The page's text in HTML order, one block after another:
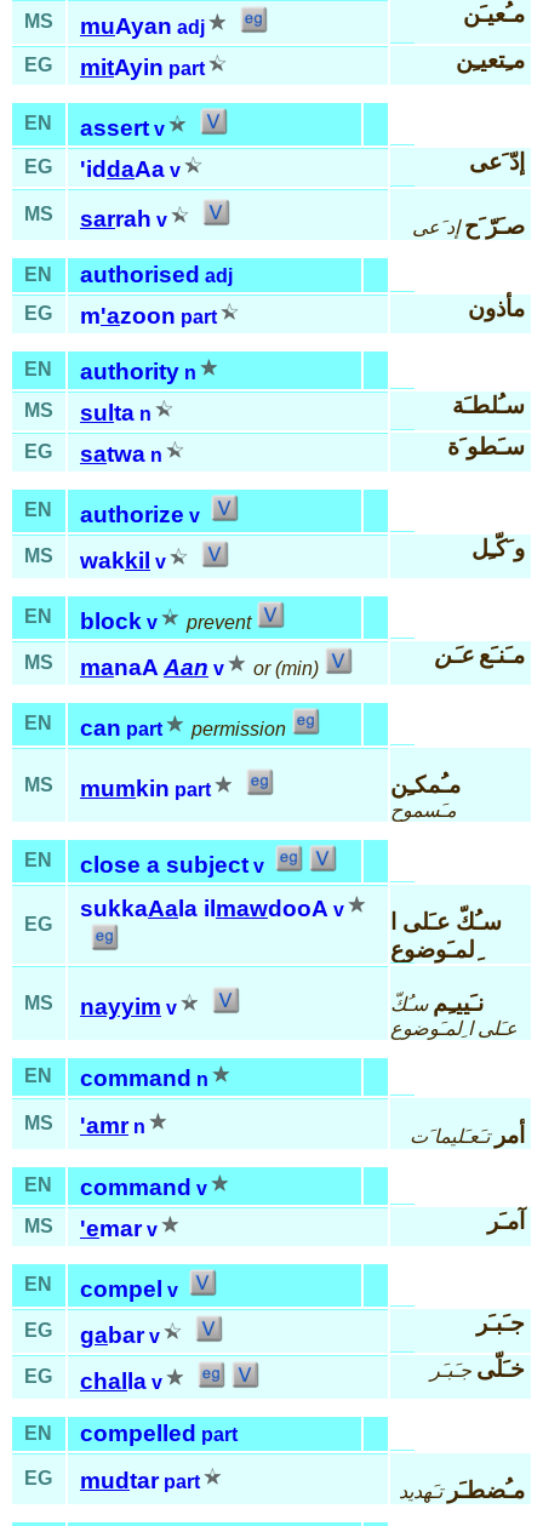
MS
muAyan adj
مـُعيـَن
EG mitAyin part مـِتعيـِن
EN assert v
EG
'iddaAa v إدّ َعى
MS sarrah v صـَرّ َح إد َعى
EN authorised adj
EG
m'azoon part مأذون
EN authority n
MS
sul ta n سـُلطـَة
EG satwa n سـَطو َة
EN authorize v
MS
wakkil v
و َكّـِل
EN block v
prevent
MS
manaAAan v or (min)
مـَنـَععـَن
EN can part permission
MS mum kin part مـُمكـِن
مـَسموح
EN close a subject v
EG
sukkaAa la il mawdooA v
سـُكّ عـَلى ا
ِلمـَوضوع
MS nayyim v نـَييـِم سـُكّ
عـَلى ا ِلمـَوضوع
EN command n
MS 'amr n أمر تـَعـَليما َت
EN command v
MS
'emar v آمـَر
EN compel v
EG
gabar v
جـَبـَر
EG chal la v
خـَلّى جـَبـَر
EN compelled part
EG mudtar part مـُضطـَر تـَهديد